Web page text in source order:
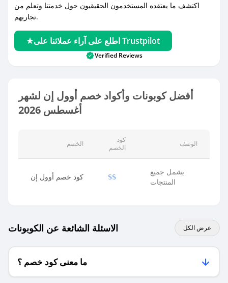
اكتشف ما يعتقده المستخدمون الحقيقيون حول خدمتنا وتعلم من
تجاربهم.
اطلع على آراء عملائنا على Trustpilot
Verified Reviews
أفضل كوبونات وأكواد خصم أوول إن لشهر
أغسطس 2026
الخصم
كود
الخصم
الوصف
كود خصم أوول إن SS
يشمل جميع
المنتجات
الاسئلة الشائعة عن الكوبونات عرض الكل
ما معنى كود خصم ؟